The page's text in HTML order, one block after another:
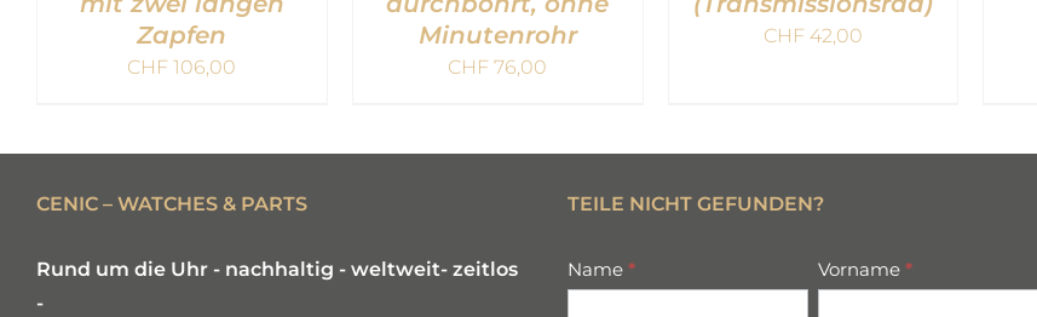
IN DEN WARENKORB
Zapfen
CHF 106,00
IN DEN WARENKORB
Minutenrohr
CHF 76,00
CHF42,00
CENIC – WATCHES & PARTS
Rund um die Uhr - nachhaltig - weltweit- zeitlos
-
TEILE NICHT GEFUNDEN?
missing
Name * Vorname*